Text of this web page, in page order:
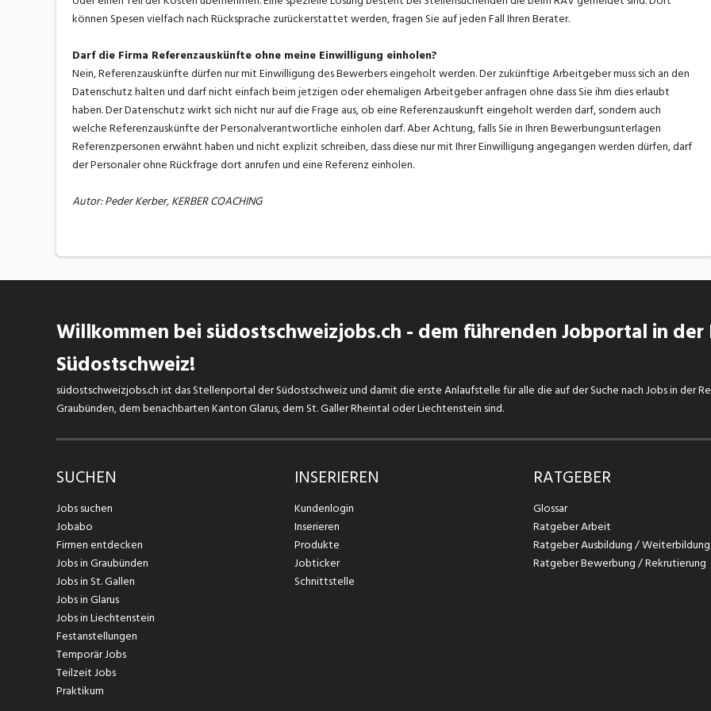
können Spesen vielfach nach Rücksprache zurückerstattet werden, fragen Sie auf jeden Fall Ihren Berater.
Darf die Firma Referenzauskünfte ohne meine Einwilligung einholen?
Nein, Referenzauskünfte dürfen nur mit Einwilligung des Bewerbers eingeholt werden. Der zukünftige Arbeitgeber muss sich an den
Datenschutz halten und darf nicht einfach beim jetzigen oder ehemaligen Arbeitgeber anfragen ohne dass Sie ihm dies erlaubt
haben. Der Datenschutz wirkt sich nicht nur auf die Frage aus, ob eine Referenzauskunft eingeholt werden darf, sondern auch
welche Referenzauskünfte der Personalverantwortliche einholen darf. Aber Achtung, falls Sie in Ihren Bewerbungsunterlagen
Referenzpersonen erwähnt haben und nicht explizit schreiben, dass diese nur mit Ihrer Einwilligung angegangen werden dürfen, darf
der Personaler ohne Rückfrage dort anrufen und eine Referenz einholen.
Autor: Peder Kerber, KERBER COACHING
Willkommen bei südostschweizjobs.ch - dem führenden Jobportal in der
Südostschweiz!
südostschweizjobs.ch ist das Stellenportal der Südostschweiz und damit die erste Anlaufstelle für alle die auf der Suche nach Jobs in der
Graubünden, dem benachbarten Kanton Glarus, dem St. Galler Rheintal oder Liechtenstein sind.
SUCHEN
Jobs suchen
Jobabo
Firmen entdecken
Jobs in Graubünden
Jobs in St. Gallen
Jobs in Glarus
Jobs in Liechtenstein
Festanstellungen
Temporär Jobs
Teilzeit Jobs
Praktikum
INSERIEREN
Kundenlogin
Inserieren
Produkte
Jobticker
Schnittstelle
RATGEBER
Glossar
Ratgeber Arbeit
Ratgeber Ausbildung / Weiterbildung
Ratgeber Bewerbung / Rekrutierung